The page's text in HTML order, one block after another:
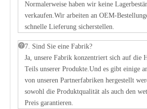
Normalerweise haben wir keine
verkaufen.Wir arbeiten an OEM-
schnelle Lieferung sicherstellen.
7. Sind Sie eine Fabrik?
Ja, unsere Fabrik konzentriert sich auf die
Teils unserer Produkte.Und es gibt einige
von unseren Partnerfabriken hergestellt
sowohl die Produktqualität als auch den
Preis garantieren.